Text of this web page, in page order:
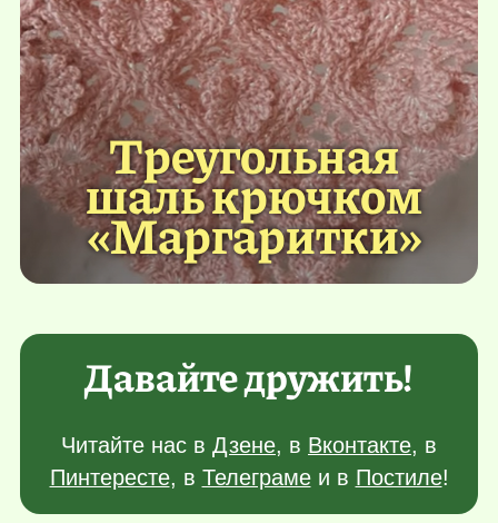
Треугольная
шаль крючком
«Маргаритки»
Давайте дружить!
Читайте нас в Дзене, в Вконтакте, в
Пинтересте, в Телеграмеи в Постиле!